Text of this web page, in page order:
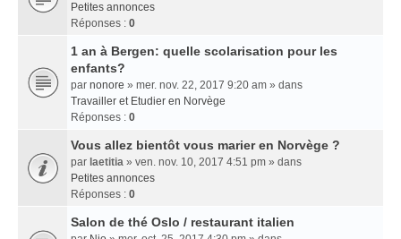
Petites annonces
Réponses : 0
1 an à Bergen: quelle scolarisation pour les
enfants?
par nonore » mer. nov. 22, 2017 9:20 am » dans
Travailler et Etudier en Norvège
Réponses : 0
Vous allez bientôt vous marier en Norvège ?
par laetitia » ven. nov. 10, 2017 4:51 pm » dans
Petites annonces
Réponses : 0
Salon de thé Oslo / restaurant italien